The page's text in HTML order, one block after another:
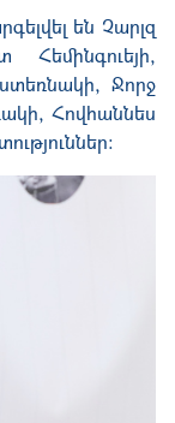
են Չարլզ
Ջորջ
Հովհաննես